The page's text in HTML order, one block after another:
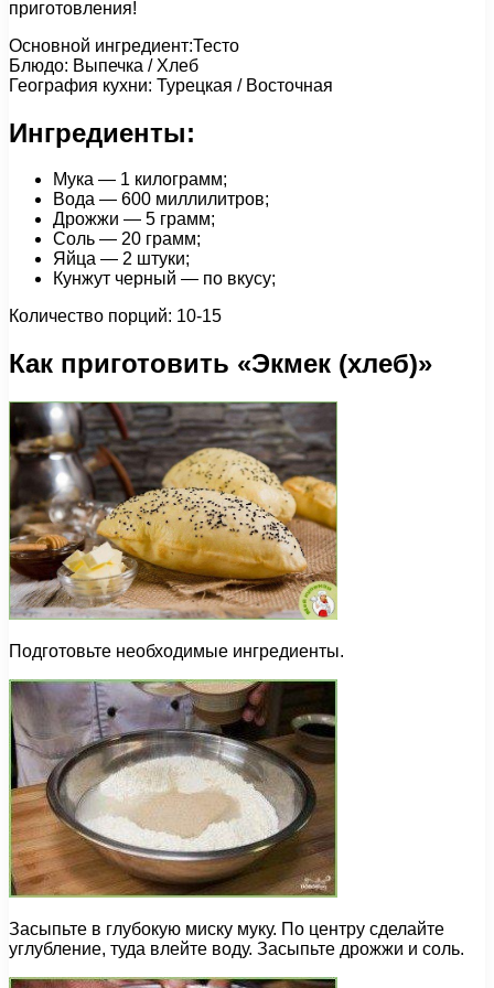
приготовления!
Основной ингредиент:Тесто
Блюдо: Выпечка / Хлеб
География кухни: Турецкая / Восточная
Ингредиенты:
Мука — 1 килограмм;
Вода — 600 миллилитров;
Дрожжи — 5 грамм;
Соль — 20 грамм;
Яйца — 2 штуки;
Кунжут черный — по вкусу;
Количество порций: 10-15
Как приготовить «Экмек (хлеб)»
Подготовьте необходимые ингредиенты.
Засыпьте в глубокую миску муку. По центру сделайте
углубление, туда влейте воду. Засыпьте дрожжи и соль.